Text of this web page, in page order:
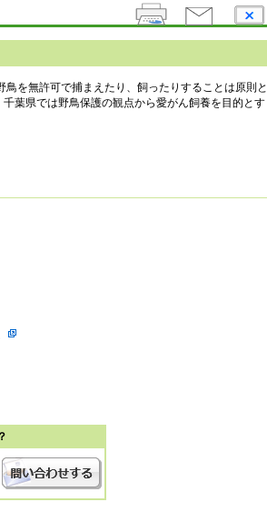
を無許可で捕まえたり、飼ったりすることは原則と
葉県では野鳥保護の観点から愛がん飼養を目的とす